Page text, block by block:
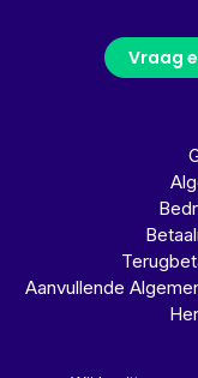
Vraag
Aanvullende